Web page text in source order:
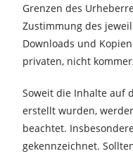
Grenzen des
Zustimmung des
Downloads und
privaten, nicht
Soweit die Inhalte auf
erstellt wurden,
beachtet.
gekennzeichnet.